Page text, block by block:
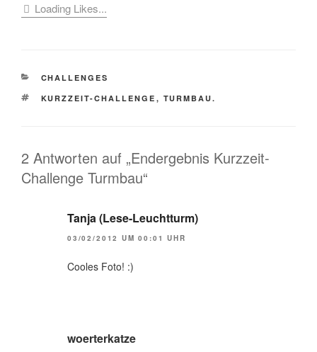
Loading Likes...
KATEGORIEN
CHALLENGES
SCHLAGWÖRTER
KURZZEIT-CHALLENGE , TURMBAU.
2 Antworten auf „Endergebnis Kurzzeit-
Challenge Turmbau“
Tanja (Lese-Leuchtturm)
03/02/2012 UM 00:01 UHR
Cooles Foto! :)
woerterkatze